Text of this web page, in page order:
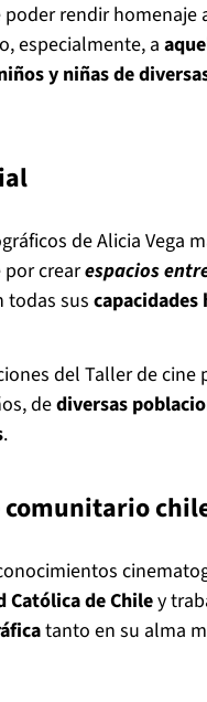
rendir homenaje
especialmente, a
y niñas de
de Alicia Vega
por crearespacios
todas sus capacidades
del Taller de cine
dediversas
.
comunitario
de Chiley
tanto en su alma